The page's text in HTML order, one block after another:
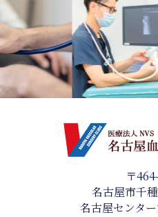
〒
名古屋市千
名古屋センタ